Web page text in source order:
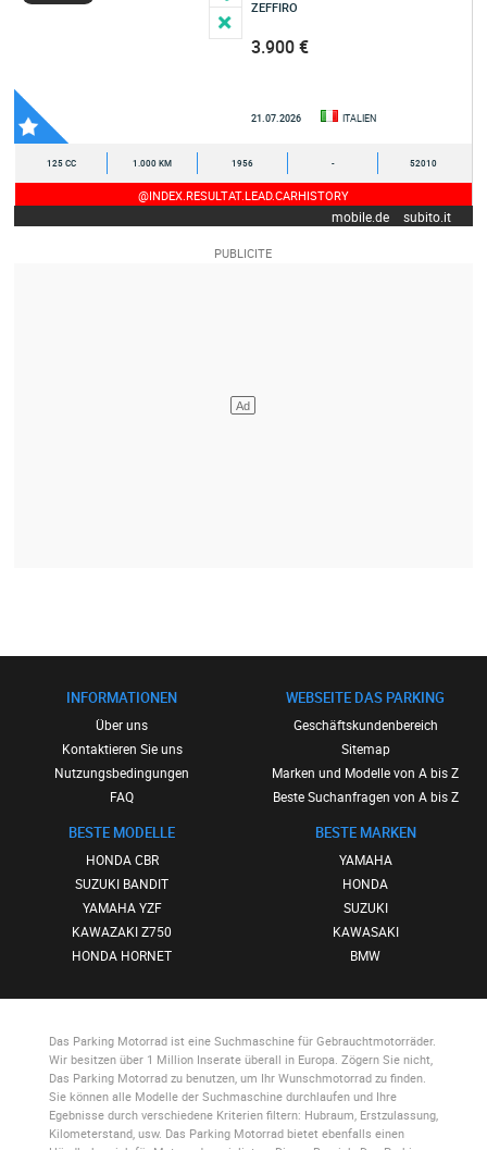
ZEFFIRO
3.900 €
21.07.2026 ITALIEN
125 CC 1.000 KM 1956 - 52010
@INDEX.RESULTAT.LEAD.CARHISTORY
mobile.de subito.it
INFORMATIONEN
Über uns
Kontaktieren Sie uns
Nutzungsbedingungen
FAQ
BESTE MODELLE
HONDA CBR
SUZUKI BANDIT
YAMAHA YZF
KAWAZAKI Z750
HONDA HORNET
WEBSEITE DAS PARKING
Geschäftskundenbereich
Sitemap
Marken und Modelle von A bis Z
Beste Suchanfragen von A bis Z
BESTE MARKEN
YAMAHA
HONDA
SUZUKI
KAWASAKI
BMW
Das Parking Motorradist eine Suchmaschine für Gebrauchtmotorräder.
Wir besitzen über 1 Million Inserate überall in Europa. Zögern Sie nicht,
Das Parking Motorradzu benutzen, um Ihr Wunschmotorrad zu finden.
Sie können alle Modelle der Suchmaschine durchlaufen und Ihre
Egebnisse durch verschiedene Kriterien filtern: Hubraum, Erstzulassung,
Kilometerstand, usw. Das Parking Motorradbietet ebenfalls einen